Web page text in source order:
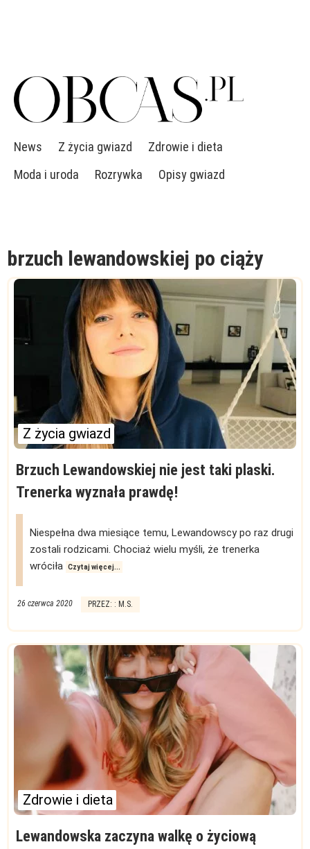
News Z życia gwiazd
Zdrowie i dieta
Moda i uroda
Rozrywka Opisy gwiazd
brzuch lewandowskiej po ciąży
Z życia gwiazd
Brzuch Lewandowskiej nie jest taki plaski.
Trenerka wyznała prawdę!
Niespełna dwa miesiące temu, Lewandowscy po raz drugi
zostali rodzicami. Chociaż wielu myśli, że trenerka
wróciła
Czytaj więcej...
26 czerwca 2020 PRZEZ: : M.S.
Zdrowie i dieta
Lewandowska zaczyna walkę o życiową